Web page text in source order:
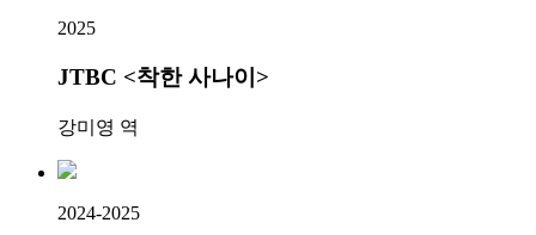
2025
JTBC <착한 사나이>
강미영 역
2024-2025